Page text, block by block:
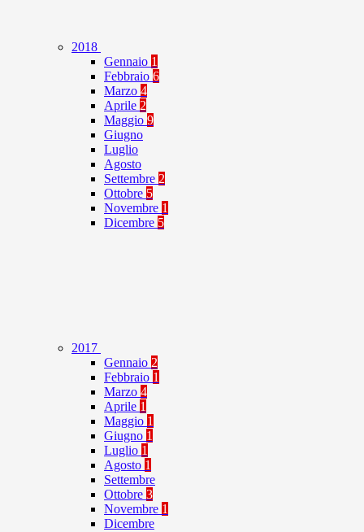
2018
Gennaio 1
Febbraio 6
Marzo 4
Aprile 2
Maggio 9
Giugno
Luglio
Agosto
Settembre 2
Ottobre 5
Novembre 1
Dicembre 5
2017
Gennaio 2
Febbraio 1
Marzo 4
Aprile 1
Maggio 1
Giugno 1
Luglio 1
Agosto 1
Settembre
Ottobre 3
Novembre 1
Dicembre